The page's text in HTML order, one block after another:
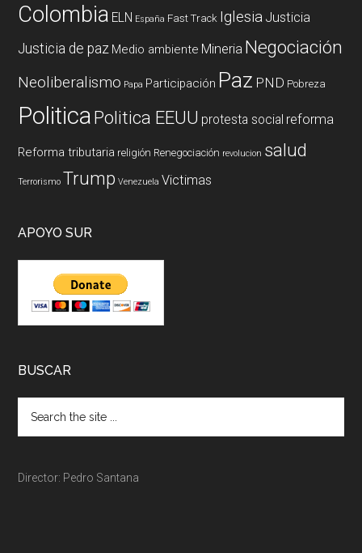
Colombia ELN España Fast Track Iglesia Justicia
Justicia de paz Medio ambiente Mineria Negociación
Neoliberalismo Papa Participación Paz PND Pobreza
PoliticaPolitica EEUU protesta social reforma
Reforma tributaria religión Renegociación revolucion salud
Terrorismo Trump Venezuela Victimas
APOYO SUR
BUSCAR
Director: Pedro Santana